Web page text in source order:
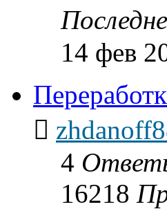
14 фев
4
16218